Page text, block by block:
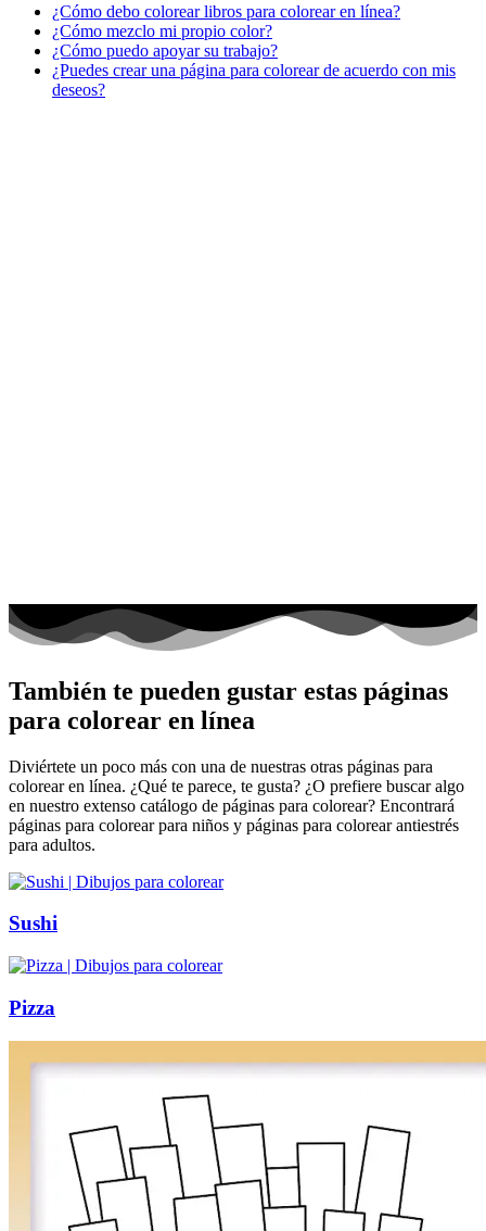
Verano y vacaciones
Libros para colorear para niños
Nezaradené
¿Cómo debo colorear libros para colorear en línea?
¿Cómo mezclo mi propio color?
¿Cómo puedo apoyar su trabajo?
¿Puedes crear una página para colorear de acuerdo con mis
deseos?
También te pueden gustar estas páginas
para colorear en línea
Diviértete un poco más con una de nuestras otras páginas para
colorear en línea. ¿Qué te parece, te gusta? ¿O prefiere buscar algo
en nuestro extenso catálogo de páginas para colorear? Encontrará
páginas para colorear para niños y páginas para colorear antiestrés
para adultos.
Sushi
Pizza